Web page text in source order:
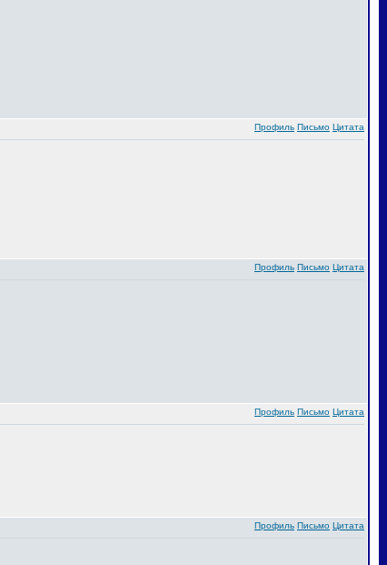
Профиль Письмо Цитата
Профиль Письмо Цитата
Профиль Письмо Цитата
Профиль Письмо Цитата